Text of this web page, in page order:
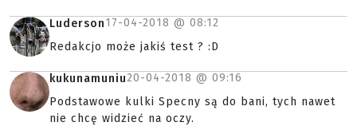
Luderson17-04-2018 @ 08:12
Redakcjo może jakiś test ? :D
kukunamuniu20-04-2018 @ 09:16
Podstawowe kulki Specny są do bani, tych nawet
nie chcę widzieć na oczy.